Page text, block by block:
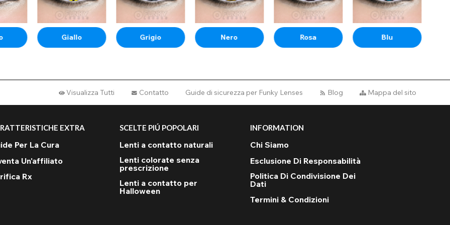
alle nostre immagini di affiliazione qui sopra per altre idee e trova le lenti naturali perfette per te!
Giallo Grigio Nero Rosa Blu
Visualizza Tutti Contatto Guide di sicurezza per Funky Lenses Blog Mappa del sito
EXTRA
Per La Cura
Un'affiliato
Rx
SCELTE PIÚ POPOLARI
Lenti a contatto naturali
Lenti colorate senza
prescrizione
Lenti a contatto per
Halloween
INFORMATION
Chi Siamo
Esclusione Di Responsabilità
Politica Di Condivisione Dei
Dati
Termini & Condizioni